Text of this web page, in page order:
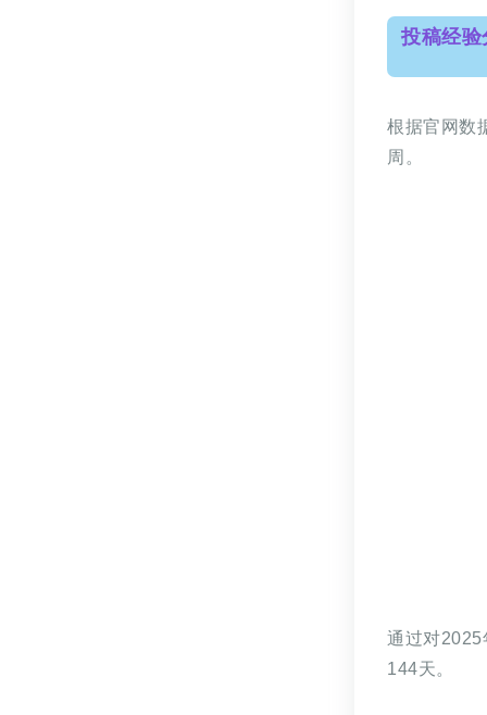
投稿经验
根据官网数
周。
通过对2025
144天。